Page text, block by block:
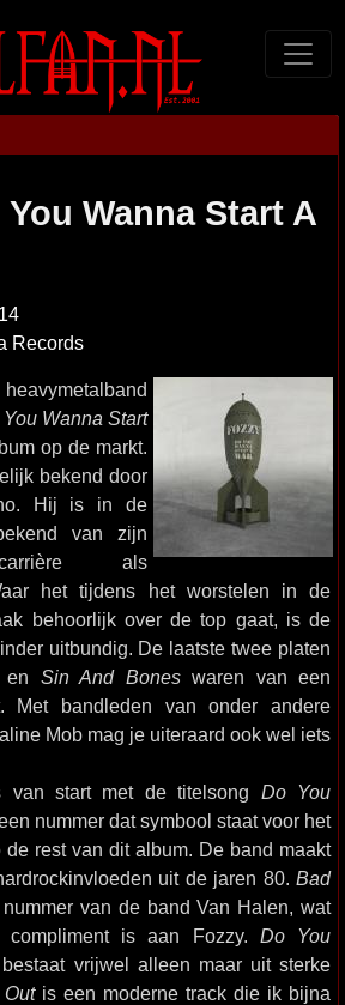
Wanna Start A
Records
Wanna Start
op de markt.
bekend door
Hij is in de
van zijn
als
het tijdens het worstelen in de
behoorlijk over de top gaat, is de
uitbundig. De laatste twee platen
Sin And Boneswaren van een
Met bandleden van onder andere
Mob mag je uiteraard ook wel iets
van start met de titelsong Do You
nummer dat symbool staat voor het
rest van dit album. De band maakt
uit de jaren 80. Bad
van de band Van Halen, wat
compliment is aan Fozzy. Do You
bestaat vrijwel alleen maar uit sterke
Out is een moderne track die ik bijna